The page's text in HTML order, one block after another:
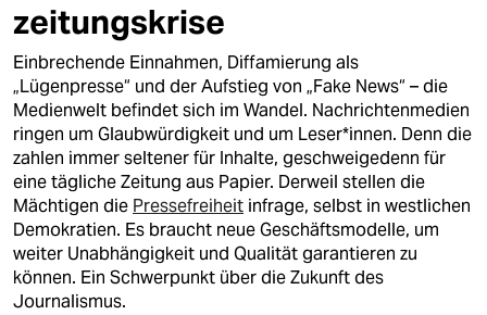
kultur
sport
berlin
nord
wahrheit
verlag
zeitungskrise
Einbrechende Einnahmen, Diffamierung als
„Lügenpresse“ und der Aufstieg von „Fake News“ – die
Medienwelt befindet sich im Wandel. Nachrichtenmedien
ringen um Glaubwürdigkeit und um Leser*innen. Denn die
zahlen immer seltener für Inhalte, geschweigedenn für
eine tägliche Zeitung aus Papier. Derweil stellen die
Mächtigen die Pressefreiheit infrage, selbst in westlichen
Demokratien. Es braucht neue Geschäftsmodelle, um
weiter Unabhängigkeit und Qualität garantieren zu
können. Ein Schwerpunkt über die Zukunft des
Journalismus.